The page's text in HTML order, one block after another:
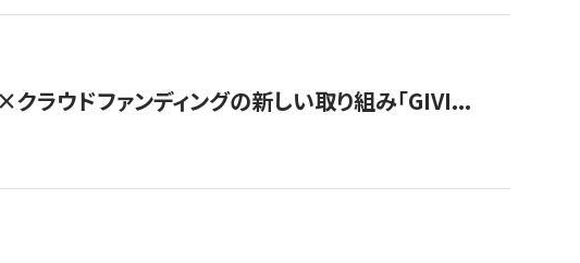
ラウドファンディングの新しい取り組み「GIVI...